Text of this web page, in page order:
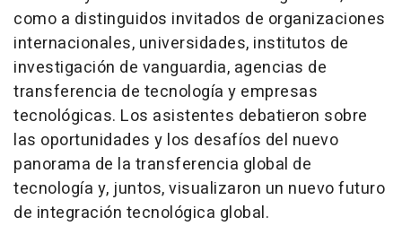
como a distinguidos invitados de organizaciones
internacionales, universidades, institutos de
investigación de vanguardia, agencias de
transferencia de tecnología y empresas
tecnológicas. Los asistentes debatieron sobre
las oportunidades y los desafíos del nuevo
panorama de la transferencia global de
tecnología y, juntos, visualizaron un nuevo futuro
de integración tecnológica global.